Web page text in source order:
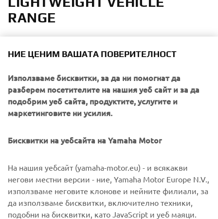
RANGE
This year Yamaha Motor introduces two new models, each
powered by a high performance maintenance-free
Roypow® LFP cobalt-free Lithium-Ion battery.
business and private users alike, and are maintenance-
advantages such as more rounds per charge, longer life,
faster charging, and faster acceleration.
НИЕ ЦЕНИМ ВАШАТА ПОВЕРИТЕЛНОСТ
Използваме бисквитки, за да ни помогнат да
разберем посетителите на нашия уеб сайт и за да
подобрим уеб сайта, продуктите, услугите и
маркетинговите ни усилия.
Бисквитки на уебсайта на Yamaha Motor
На нашия уебсайт (yamaha-motor.eu) - и всякакви
негови местни версии - ние, Yamaha Motor Europe N.V.,
използваме неговите клонове и нейните филиали, за
да използваме бисквитки, включително техники,
подобни на бисквитки, като JavaScript и уеб маяци.